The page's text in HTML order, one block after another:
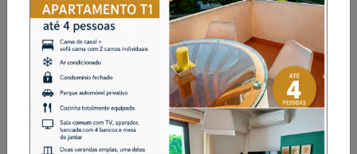
QUARTETO ÚNICO
APRESENTA O ÁLBUM
“MOMENTOS” NA IGREJA DE
SANTA MARINHA DO
ZÊZERE